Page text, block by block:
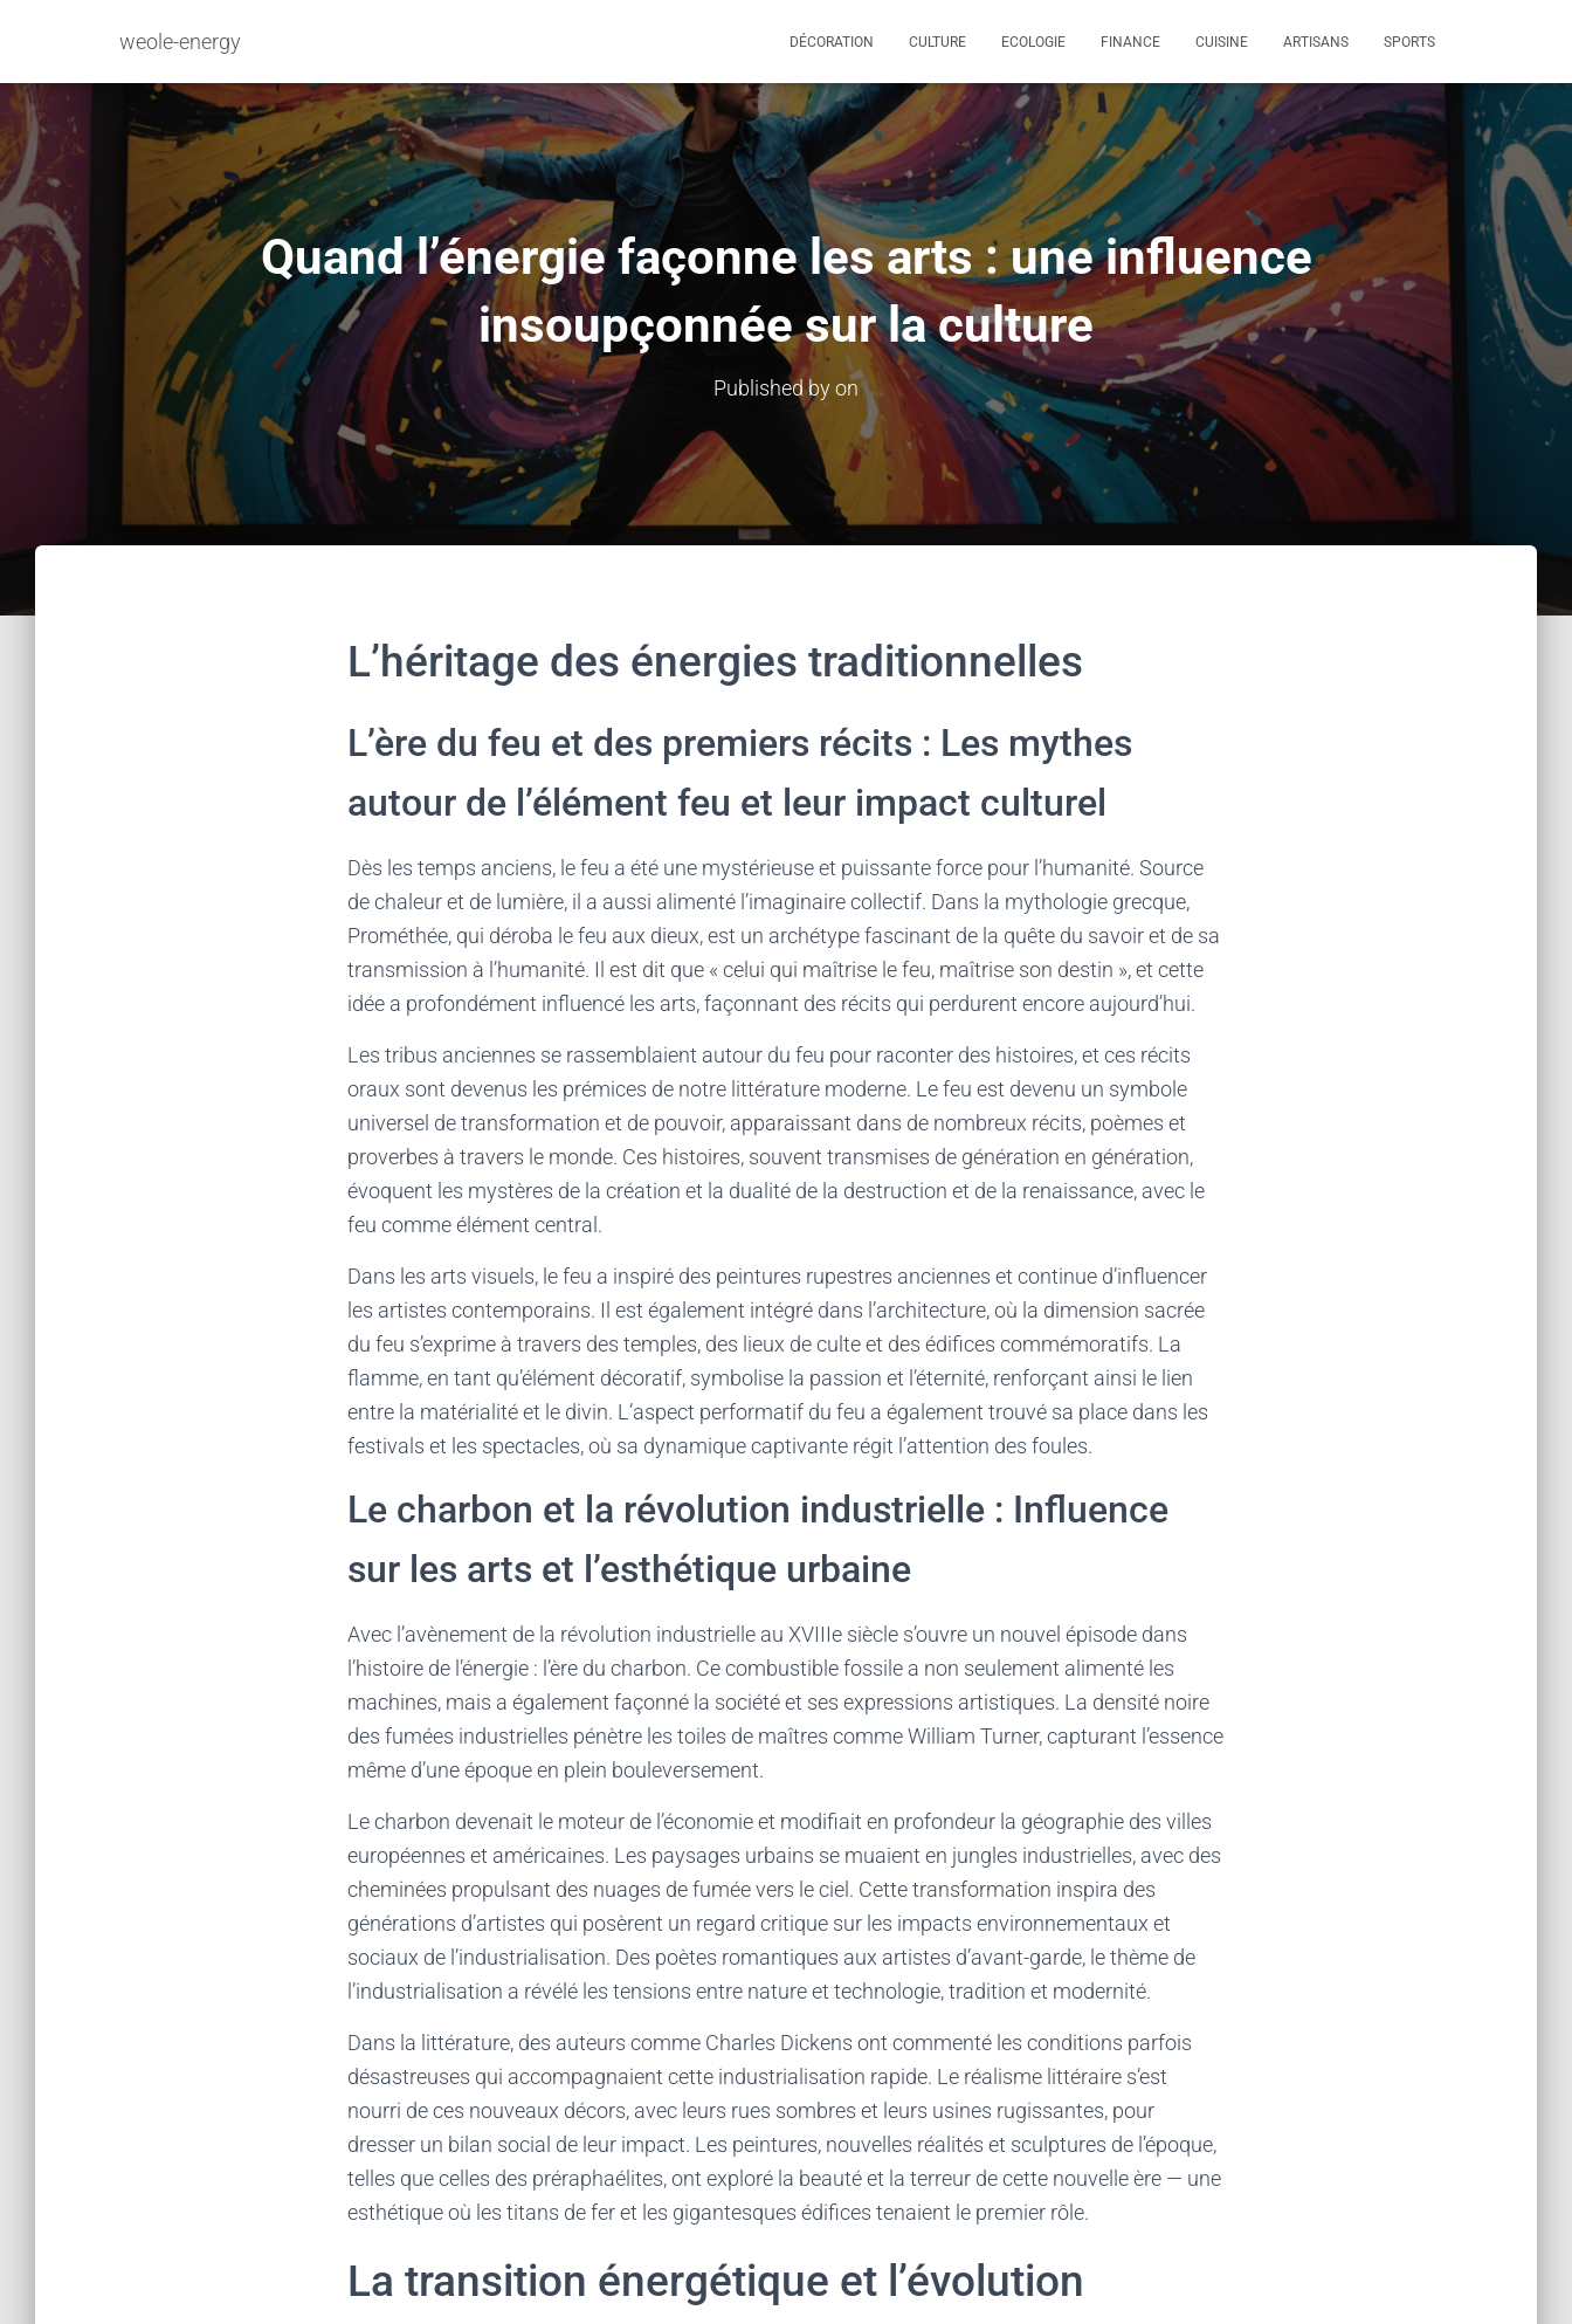
weole-energy DÉCORATION CULTURE ECOLOGIE FINANCE CUISINE ARTISANS SPORTS
Quand l’énergie façonne les arts : une influence
insoupçonnée sur la culture
Published byon
L’héritage des énergies traditionnelles
L’ère du feu et des premiers récits : Les mythes
autour de l’élément feu et leur impact culturel
Dès les temps anciens, le feu a été une mystérieuse et puissante force pour l’humanité. Source
de chaleur et de lumière, il a aussi alimenté l’imaginaire collectif. Dans la mythologie grecque,
Prométhée, qui déroba le feu aux dieux, est un archétype fascinant de la quête du savoir et de sa
transmission à l’humanité. Il est dit que « celui qui maîtrise le feu, maîtrise son destin », et cette
idée a profondément influencé les arts, façonnant des récits qui perdurent encore aujourd’hui.
Les tribus anciennes se rassemblaient autour du feu pour raconter des histoires, et ces récits
oraux sont devenus les prémices de notre littérature moderne. Le feu est devenu un symbole
universel de transformation et de pouvoir, apparaissant dans de nombreux récits, poèmes et
proverbes à travers le monde. Ces histoires, souvent transmises de génération en génération,
évoquent les mystères de la création et la dualité de la destruction et de la renaissance, avec le
feu comme élément central.
Dans les arts visuels, le feu a inspiré des peintures rupestres anciennes et continue d’influencer
les artistes contemporains. Il est également intégré dans l’architecture, où la dimension sacrée
du feu s’exprime à travers des temples, des lieux de culte et des édifices commémoratifs. La
flamme, en tant qu’élément décoratif, symbolise la passion et l’éternité, renforçant ainsi le lien
entre la matérialité et le divin. L’aspect performatif du feu a également trouvé sa place dans les
festivals et les spectacles, où sa dynamique captivante régit l’attention des foules.
Le charbon et la révolution industrielle : Influence
sur les arts et l’esthétique urbaine
Avec l’avènement de la révolution industrielle au XVIIIe siècle s’ouvre un nouvel épisode dans
l’histoire de l’énergie : l’ère du charbon. Ce combustible fossile a non seulement alimenté les
machines, mais a également façonné la société et ses expressions artistiques. La densité noire
des fumées industrielles pénètre les toiles de maîtres comme William Turner, capturant l’essence
même d’une époque en plein bouleversement.
Le charbon devenait le moteur de l’économie et modifiait en profondeur la géographie des villes
européennes et américaines. Les paysages urbains se muaient en jungles industrielles, avec des
cheminées propulsant des nuages de fumée vers le ciel. Cette transformation inspira des
générations d’artistes qui posèrent un regard critique sur les impacts environnementaux et
sociaux de l’industrialisation. Des poètes romantiques aux artistes d’avant-garde, le thème de
l’industrialisation a révélé les tensions entre nature et technologie, tradition et modernité.
Dans la littérature, des auteurs comme Charles Dickens ont commenté les conditions parfois
désastreuses qui accompagnaient cette industrialisation rapide. Le réalisme littéraire s’est
nourri de ces nouveaux décors, avec leurs rues sombres et leurs usines rugissantes, pour
dresser un bilan social de leur impact. Les peintures, nouvelles réalités et sculptures de l’époque,
telles que celles des préraphaélites, ont exploré la beauté et la terreur de cette nouvelle ère — une
esthétique où les titans de fer et les gigantesques édifices tenaient le premier rôle.
La transition énergétique et l’évolution